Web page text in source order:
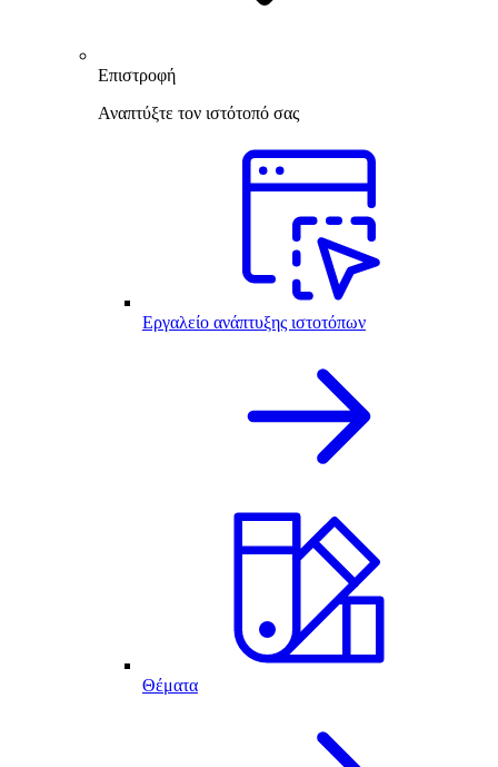
Επιστροφή
Αναπτύξτε τον ιστότοπό σας
Εργαλείο ανάπτυξης ιστοτόπων
Θέματα